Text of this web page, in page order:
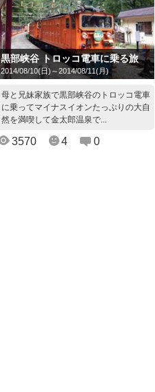
黒部峡谷 トロッコ電車に乗る旅
2014/08/10(日)～2014/08/11(月)
母と兄妹家族で黒部峡谷のトロッコ電車
に乗ってマイナスイオンたっぷりの大自
然を満喫して金太郎温泉で...
3570 4 0